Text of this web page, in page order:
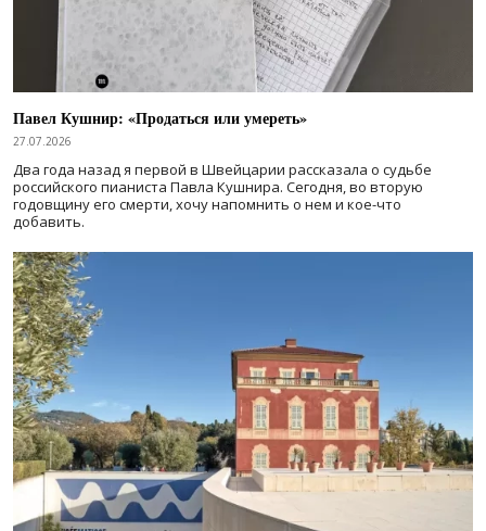
Павел Кушнир: «Продаться или умереть»
27.07.2026
Два года назад я первой в Швейцарии рассказала о судьбе
российского пианиста Павла Кушнира. Сегодня, во вторую
годовщину его смерти, хочу напомнить о нем и кое-что
добавить.